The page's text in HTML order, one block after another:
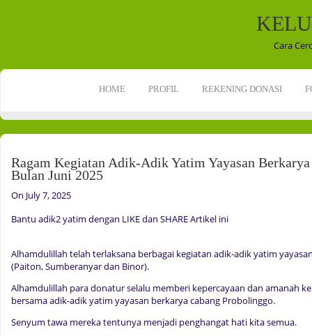
Cara
HOME PROFIL REKENING DONASI
Ragam Kegiatan Adik-Adik Yatim Yayasan
Bulan Juni 2025
On July 7, 2025
Bantu adik2 yatim dengan LIKE dan SHARE Artikel ini
Alhamdulillah telah terlaksana berbagai kegiatan adik-adik yatim
(Paiton, Sumberanyar dan Binor).
Alhamdulillah para donatur selalu memberi kepercayaan dan amanah
bersama adik-adik yatim yayasan berkarya cabang Probolinggo.
Senyum tawa mereka tentunya menjadi penghangat hati kita semua.